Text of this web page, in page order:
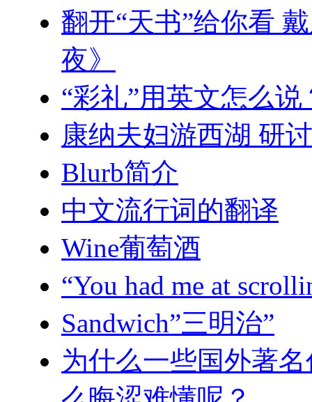
翻开“天书”给你看
夜》
“彩礼”用英文怎么说
康纳夫妇游西湖 研
Blurb简介
中文流行词的翻译
Wine葡萄酒
“You had me at
Sandwich”三明治”
为什么一些国外著